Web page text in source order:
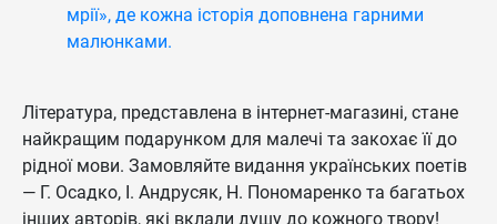
мрії», де кожна історія доповнена гарними
малюнками.
Література, представлена в інтернет-магазині, стане
найкращим подарунком для малечі та закохає її до
рідної мови. Замовляйте видання українських поетів
— Г. Осадко, І. Андрусяк, Н. Пономаренко та багатьох
інших авторів, які вклали душу до кожного твору!